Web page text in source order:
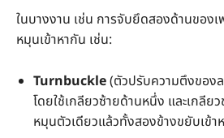
ในบางงาน เช่น การจับยึดสองด้านของ
หมุนเข้าหากัน เช่น:
Turnbuckle(ตัวปรับความตึงของ
โดยใช้เกลียวซ้ายด้านหนึ่ง และเกลีย
หมุนตัวเดียวแล้วทั้งสองข้างขยับเข้